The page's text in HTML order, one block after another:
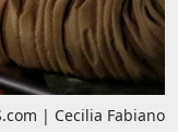
| Cecilia Fabiano